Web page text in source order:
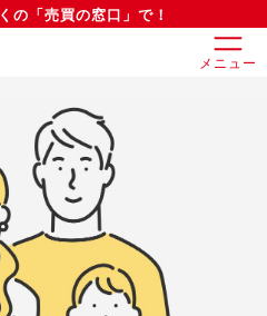
「売買の窓口」で！
メニュー